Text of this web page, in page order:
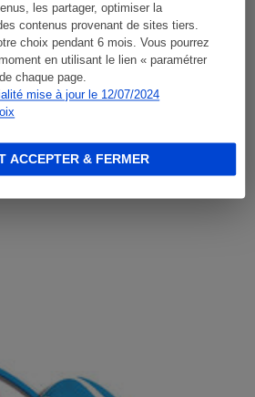
les partager, optimiser la
contenus provenant de sites tiers.
choix pendant 6 mois. Vous pourrez
en utilisant le lien « paramétrer
chaque page.
mise à jour le 12/07/2024
ACCEPTER & FERMER
zéro déchet CoffeeB (vidéo)